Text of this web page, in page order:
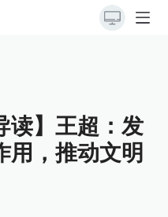
读】王超：发
用，推动文明